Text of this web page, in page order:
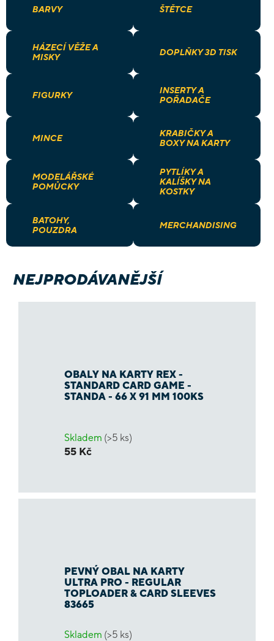
BARVY ŠTĚTCE
HÁZECÍ VĚŽE A
MISKY
DOPLŇKY 3D TISK
FIGURKY
INSERTY A
POŘADAČE
MINCE
KRABIČKY A
BOXY NA KARTY
MODELÁŘSKÉ
POMŮCKY
PYTLÍKY A
KALÍŠKY NA
KOSTKY
BATOHY,
POUZDRA
MERCHANDISING
NEJPRODÁVANĚJŠÍ
OBALY NA KARTY REX -
STANDARD CARD GAME -
STANDA - 66 X 91 MM 100KS
Skladem (>5 ks)
55 Kč
PEVNÝ OBAL NA KARTY
ULTRA PRO - REGULAR
TOPLOADER & CARD SLEEVES
83665
Skladem (>5 ks)